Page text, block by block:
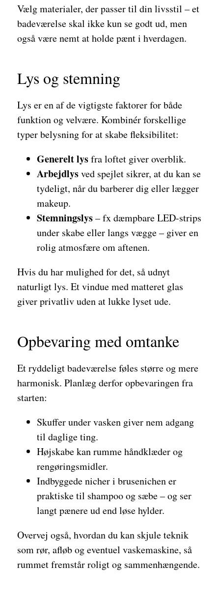
Vælg materialer, der passer til din livsstil – et
badeværelse skal ikke kun se godt ud, men
også være nemt at holde pænt i hverdagen.
Lys og stemning
Lys er en af de vigtigste faktorer for både
funktion og velvære. Kombinér forskellige
typer belysning for at skabe fleksibilitet:
Generelt lysfra loftet giver overblik.
Arbejdlysved spejlet sikrer, at du kan se
tydeligt, når du barberer dig eller lægger
makeup.
Stemningslys– fx dæmpbare LED-strips
under skabe eller langs vægge – giver en
rolig atmosfære om aftenen.
Hvis du har mulighed for det, så udnyt
naturligt lys. Et vindue med matteret glas
giver privatliv uden at lukke lyset ude.
Opbevaring med omtanke
Et ryddeligt badeværelse føles større og mere
harmonisk. Planlæg derfor opbevaringen fra
starten:
Skuffer under vasken giver nem adgang
til daglige ting.
Højskabe kan rumme håndklæder og
rengøringsmidler.
Indbyggede nicher i brusenichen er
praktiske til shampoo og sæbe – og ser
langt pænere ud end løse hylder.
Overvej også, hvordan du kan skjule teknik
som rør, afløb og eventuel vaskemaskine, så
rummet fremstår roligt og sammenhængende.